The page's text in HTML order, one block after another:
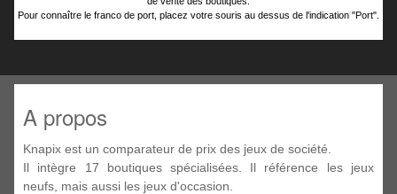
Pour connaître le franco de port, placez votre souris au dessus de l'indication "Port".
A propos
Knapix est un comparateur de prix des jeux de société.
Il intègre 17 boutiques spécialisées. Il référence les jeux
neufs, mais aussi les jeux d'occasion.